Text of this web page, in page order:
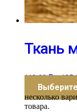
Ткань
119,00₽ –
несколько
товара.